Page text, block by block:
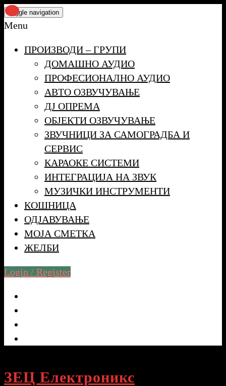
Skip
to
content
Toggle navigation
Menu
ПРОИЗВОДИ – ГРУПИ
ДОМАШНО АУДИО
ПРОФЕСИОНАЛНО АУДИО
АВТО ОЗВУЧУВАЊЕ
ДЈ ОПРЕМА
ОБЈЕКТИ ОЗВУЧУВАЊЕ
ЗВУЧНИЦИ ЗА САМОГРАДБА И
СЕРВИС
КАРАОКЕ СИСТЕМИ
ИНТЕГРАЦИЈА НА ЗВУК
МУЗИЧКИ ИНСТРУМЕНТИ
КОШНИЦА
ОДЈАВУВАЊЕ
МОЈА СМЕТКА
ЖЕЛБИ
Login / Register
ЗЕЦ Електроникс